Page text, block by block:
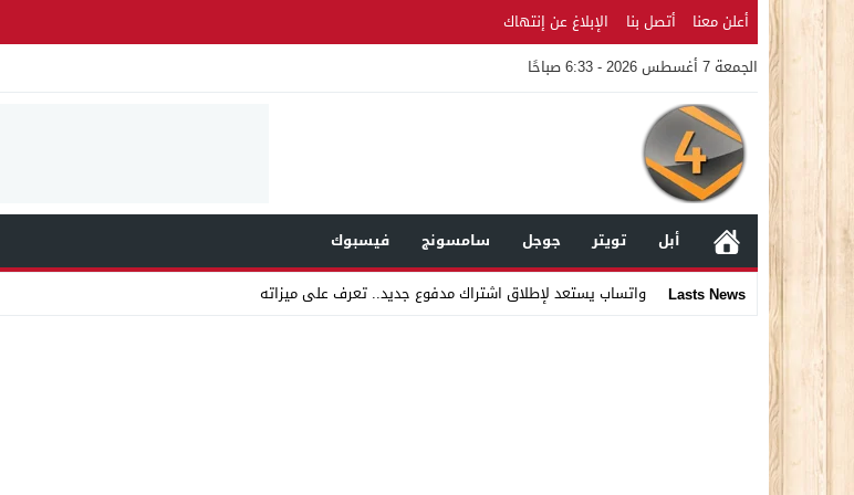
أعلن معنا أتصل بنا
الإبلاغ عن إنتهاك
الجمعة 7 أغسطس 2026 - 6:33 صباحًا
أبل تويتر جوجل سامسونج
فيسبوك
Lasts News
واتساب يستعد لإطلاق اشتراك مدفوع جديد.. تعرف على ميزاته